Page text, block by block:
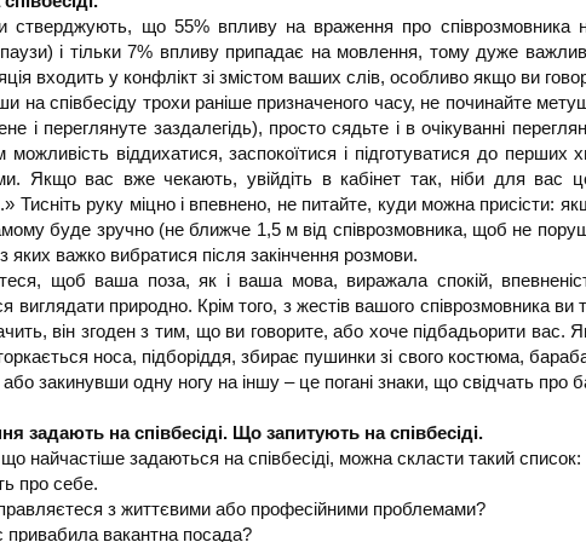
стверджують, що 55% впливу на враження про співрозмовника
паузи) і тільки 7% впливу припадає на мовлення, тому дуже
входить у конфлікт зі змістом ваших слів, особливо якщо ви
на співбесіду трохи раніше призначеного часу, не починайте
і переглянуте заздалегідь), просто сядьте і в очікуванні
можливість віддихатися, заспокоїтися і підготуватися до
Якщо вас вже чекають, увійдіть в кабінет так, ніби для вас
Тисніть руку міцно і впевнено, не питайте, куди можна присісти:
буде зручно (не ближче 1,5 м від співрозмовника, щоб не
з яких важко вибратися після закінчення розмови.
щоб ваша поза, як і ваша мова, виражала спокій,
виглядати природно. Крім того, з жестів вашого співрозмовника
він згоден з тим, що ви говорите, або хоче підбадьорити
носа, підборіддя, збирає пушинки зі свого костюма,
закинувши одну ногу на іншу – це погані знаки, що свідчать про
задають на співбесіді. Що запитують на співбесіді.
найчастіше задаються на співбесіді, можна скласти такий список:
про себе.
з життєвими або професійними проблемами?
вакантна посада?